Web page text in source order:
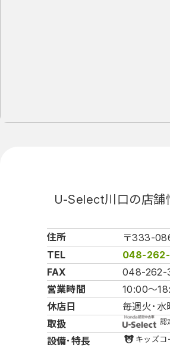
U-Select川口の店舗
住所 〒333-
TEL
048-262-
FAX
048-262-
営業時間
10:00～
休店日
毎週火･水
取扱
認
設備･特長 キッズコ